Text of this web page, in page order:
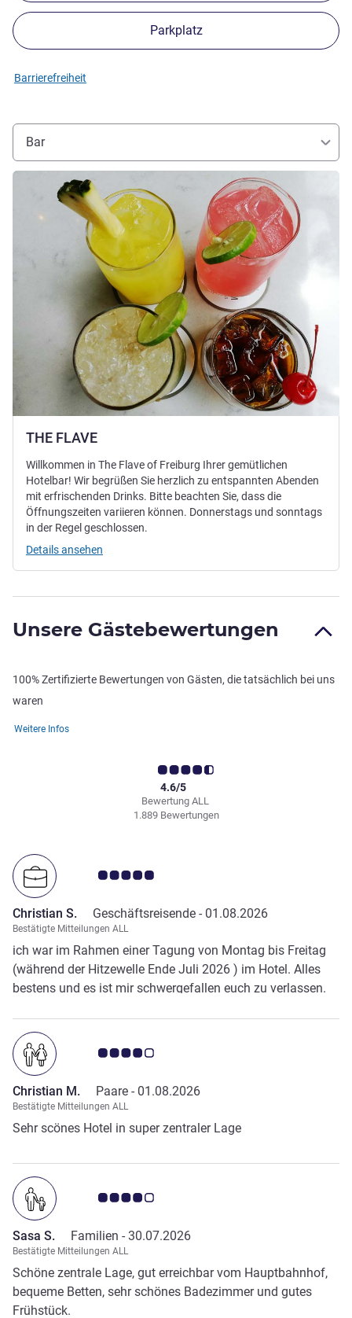
Parkplatz
Barrierefreiheit
Bar
THE FLAVE
Details ansehen
Willkommen in The Flave of Freiburg Ihrer gemütlichen
Hotelbar! Wir begrüßen Sie herzlich zu entspannten Abenden
mit erfrischenden Drinks. Bitte beachten Sie, dass die
Öffnungszeiten variieren können. Donnerstags und sonntags
in der Regel geschlossen.
Details ansehen
Unsere Gästebewertungen
100% Zertifizierte Bewertungen von Gästen, die tatsächlich bei uns
waren
Weitere Infos
Bewertung ALL
4.6/5
1.889 Bewertungen
Note Kundenmeinungen 5.0/5
Christian S. Geschäftsreisende - 01.08.2026
Bestätigte Mitteilungen ALL
ich war im Rahmen einer Tagung von Montag bis Freitag
(während der Hitzewelle Ende Juli 2026 ) im Hotel. Alles
bestens und es ist mir schwergefallen euch zu verlassen.
Note Kundenmeinungen 4.0/5
Christian M. Paare - 01.08.2026
Bestätigte Mitteilungen ALL
Sehr scönes Hotel in super zentraler Lage
Note Kundenmeinungen 4.0/5
Sasa S. Familien - 30.07.2026
Bestätigte Mitteilungen ALL
Schöne zentrale Lage, gut erreichbar vom Hauptbahnhof,
bequeme Betten, sehr schönes Badezimmer und gutes
Frühstück.